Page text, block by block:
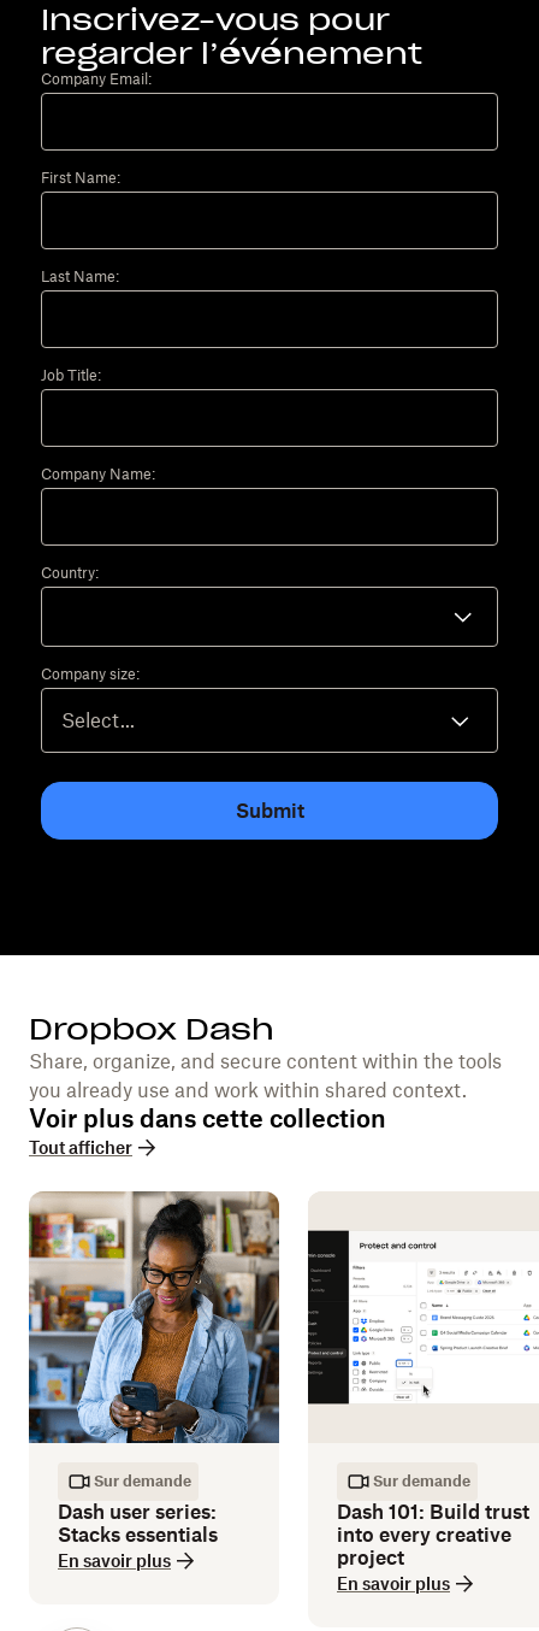
Inscrivez-vous pour
regarder l’événement
Company Email:
First Name:
Last Name:
Job Title:
Company Name:
Country:
Company size:
Submit
Dropbox Dash
Share, organize, and secure content within the tools
you already use and work within shared context.
Voir plus dans cette collection
Tout afficher
Sur demande
Dash user series:
Stacks essentials
En savoir plus
Sur demande
Dash 101: Build trust
into every creative
project
En savoir plus